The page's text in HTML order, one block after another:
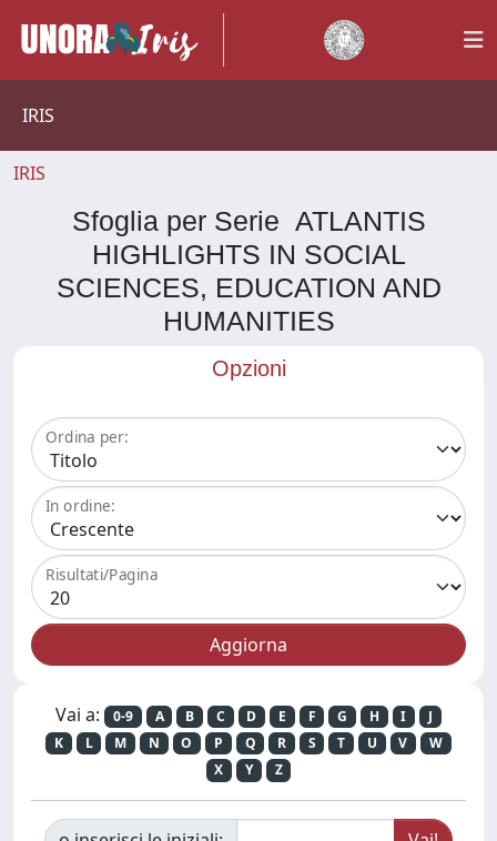
IRIS
IRIS
Sfoglia per Serie ATLANTIS
HIGHLIGHTS IN SOCIAL
SCIENCES, EDUCATION AND
HUMANITIES
Opzioni
Ordina per:
In ordine:
Risultati/Pagina
Vai a: 0-9 A B C D E F G H I
J
K
L M N O P Q R S T U V
W
X
Y Z